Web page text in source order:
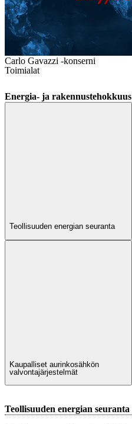
Carlo Gavazzi -konserni
Toimialat
Energia- ja rakennustehokkuus
Teollisuuden energian seuranta
Kaupalliset aurinkosähkön
valvontajärjestelmät
Teollisuuden energian seuranta